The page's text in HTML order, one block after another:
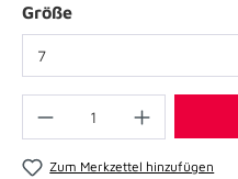
Größe
Zum Merkzettel hinzufügen